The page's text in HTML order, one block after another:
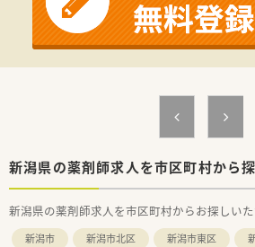
新潟県の薬剤師求人を市区町村から
新潟県の薬剤師求人を市区町村からお探しいた
新潟市 新潟市北区 新潟市東区